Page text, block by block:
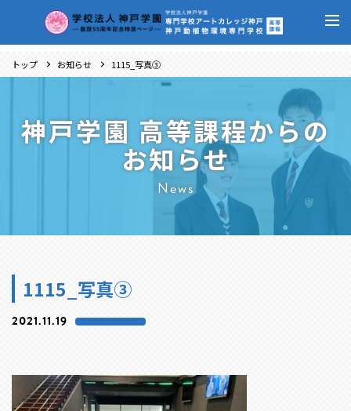
トップ お知らせ 1115_写真③
神戸学園 高等課程からの
お知らせ
News
1115_写真③
2021.11.19